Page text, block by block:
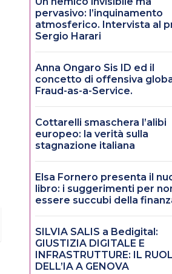
pervasivo: l’inquinamento
atmosferico. Intervista al
Sergio Harari
Anna Ongaro Sis ID ed il
concetto di offensiva
Fraud-as-a-Service.
Cottarelli smaschera l’alibi
europeo: la verità sulla
stagnazione italiana
Elsa Fornero presenta il
libro: i suggerimenti per
essere succubi della
SILVIA SALIS a Bedigital:
GIUSTIZIA DIGITALE E
INFRASTRUTTURE: IL
DELL’IA A GENOVA